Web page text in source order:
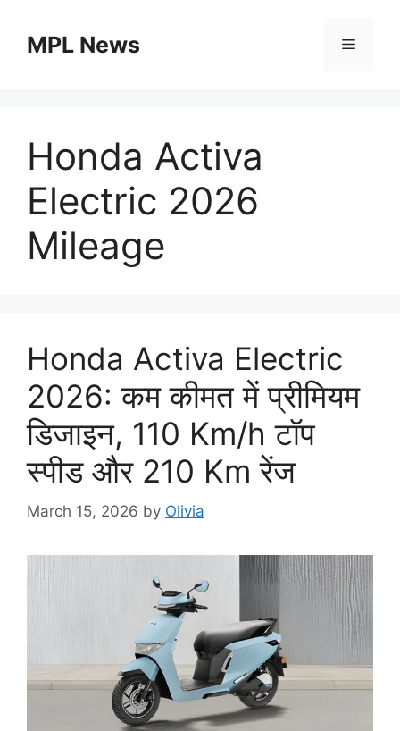
contentMPL News Menu
Honda Activa
Electric 2026
Mileage
Honda Activa Electric
2026: कम कीमत में प्रीमियम
डिजाइन, 110 Km/h टॉप
स्पीड और 210 Km रेंज
March 15, 2026 by Olivia